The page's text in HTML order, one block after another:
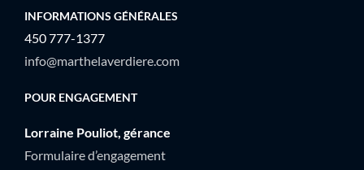
INFORMATIONS GÉNÉRALES
450 777-1377
info@marthelaverdiere.com
POUR ENGAGEMENT
Lorraine Pouliot, gérance
Formulaire d’engagement